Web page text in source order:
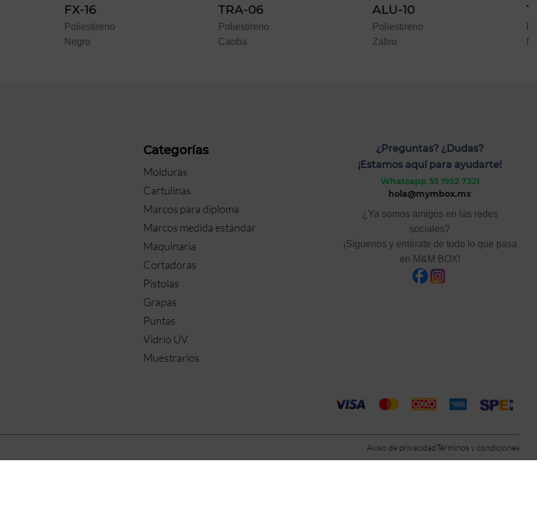
TRA-06
Poliestireno
Caoba
ALU-10
Poliestireno
Zafiro
TRA-05
Poliestireno
Nogal
Categorías
Molduras
Cartulinas
Marcos para diploma
Marcos medida estándar
Maquinaria
Cortadoras
Pistolas
Grapas
Puntas
Vidrio UV
Muestrarios
¿Preguntas? ¿Dudas?
¡Estamos aquí para ayudarte!
Whatsapp 55 1952 7321
hola@mymbox.mx
¿Ya somos amigos en las redes
sociales?
¡Síguenos y entérate de todo lo que pasa
en M&M BOX!
Aviso de privacidadTérminos y condiciones